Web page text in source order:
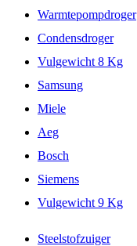
Warmtepompdroger
Condensdroger
Vulgewicht 8 Kg
Samsung
Miele
Aeg
Bosch
Siemens
Vulgewicht 9 Kg
Steelstofzuiger